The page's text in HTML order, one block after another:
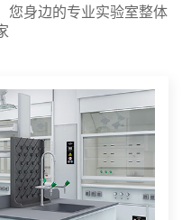
您身边的专业实验室整体